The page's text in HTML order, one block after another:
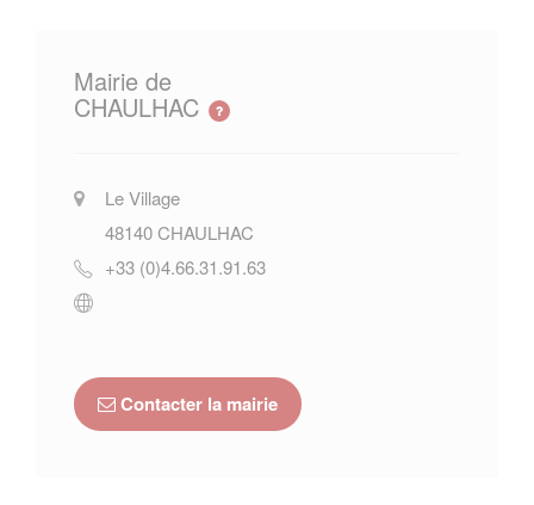
Mairie de
CHAULHAC
Le Village
48140CHAULHAC
+33 (0)4.66.31.91.63
Contacter la mairie